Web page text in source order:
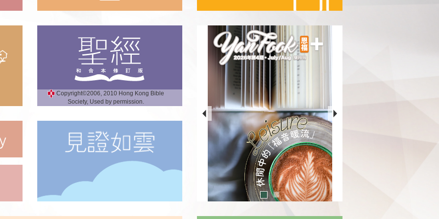
Copyright©2006, 2010 Hong Kong Bible
Society, Used by permission.